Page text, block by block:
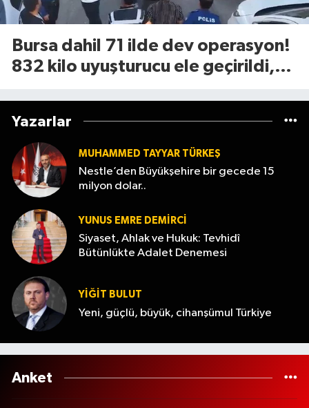
Bursa dahil 71 ilde dev operasyon!
832 kilo uyuşturucu ele geçirildi,
Yazarlar
MUHAMMED TAYYAR TÜRKEŞ
Nestle’den Büyükşehire bir gecede 15
milyon dolar..
YUNUS EMRE DEMIRCI
Siyaset, Ahlak ve Hukuk: Tevhidî
Bütünlükte Adalet Denemesi
YİĞİT BULUT
Yeni, güçlü, büyük, cihanşümul Türkiye
Anket